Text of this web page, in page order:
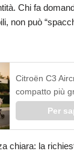
Chi fa
non può
Citroën C3
compatto più
Per
chiara: la